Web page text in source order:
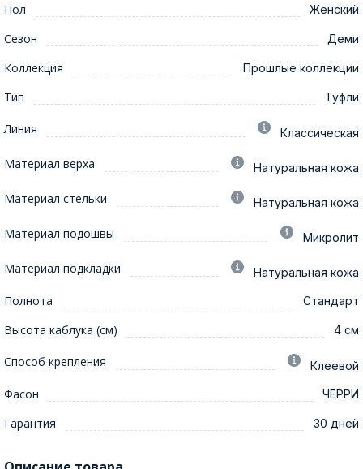
Пол Женский
Сезон Деми
Коллекция Прошлые коллекции
Тип Туфли
Линия Классическая
Материал верха Натуральная кожа
Материал стельки Натуральная кожа
Материал подошвы Микролит
Материал подкладки Натуральная кожа
Полнота Стандарт
Высота каблука (см) 4 см
Способ крепления Клеевой
Фасон ЧЕРРИ
Гарантия 30 дней